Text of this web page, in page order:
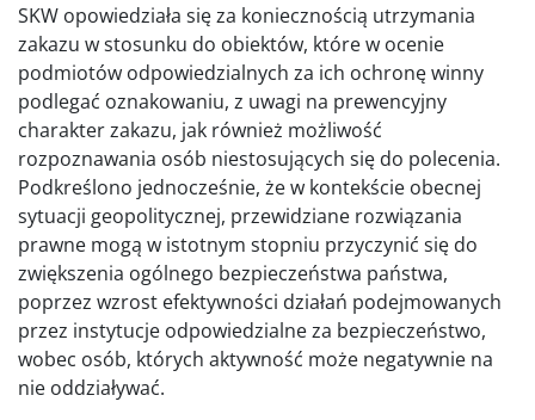
SKW opowiedziała się za koniecznością utrzymania
zakazu w stosunku do obiektów, które w ocenie
podmiotów odpowiedzialnych za ich ochronę winny
podlegać oznakowaniu, z uwagi na prewencyjny
charakter zakazu, jak również możliwość
rozpoznawania osób niestosujących się do polecenia.
Podkreślono jednocześnie, że w kontekście obecnej
sytuacji geopolitycznej, przewidziane rozwiązania
prawne mogą w istotnym stopniu przyczynić się do
zwiększenia ogólnego bezpieczeństwa państwa,
poprzez wzrost efektywności działań podejmowanych
przez instytucje odpowiedzialne za bezpieczeństwo,
wobec osób, których aktywność może negatywnie na
nie oddziaływać.